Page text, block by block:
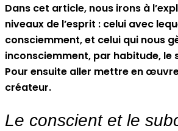
Dans cet article, nous irons à
niveaux de l’esprit : celui avec
consciemment, et celui qui nous
inconsciemment, par habitude, le
Pour ensuite aller mettre en
créateur.
Le conscient et le